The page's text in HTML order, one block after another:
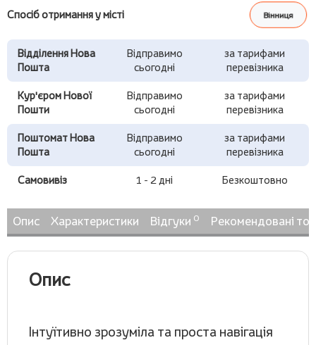
Спосіб отримання у місті Вінниця
Відділення Нова
Пошта
Відправимо
сьогодні
за тарифами
перевізника
Кур'єром Нової
Пошти
Відправимо
сьогодні
за тарифами
перевізника
Поштомат Нова
Пошта
Відправимо
сьогодні
за тарифами
перевізника
Самовивіз 1 - 2 дні Безкоштовно
Опис Характеристики Відгуки 0 Рекомендовані
Опис
Інтуїтивно зрозуміла та проста навігація